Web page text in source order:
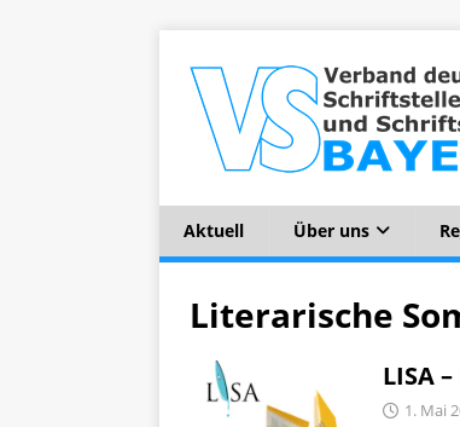
Aktuell Über uns
Literarische
LISA
1. Mai